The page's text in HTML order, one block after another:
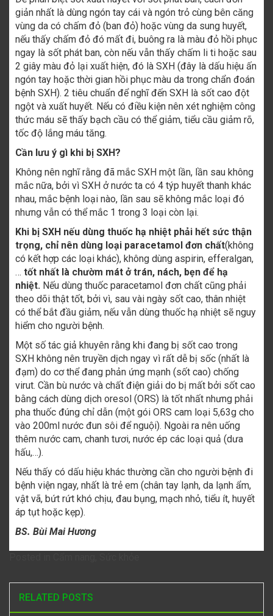
giản nhất là dùng ngón tay cái và ngón trỏ cùng bên căng
vùng da có chấm đỏ (ban đỏ) hoặc vùng da sung huyết,
nếu thấy chấm đỏ đó mất đi, buông ra là màu đỏ hồi phục
ngay là sốt phát ban, còn nếu vẫn thấy chấm li ti hoặc sau
2 giây màu đỏ lại xuất hiện, đó là SXH (đây là dấu hiệu ấn
ngón tay hoặc thời gian hồi phục màu da trong chẩn đoán
bệnh SXH). 2 tiêu chuẩn để nghĩ đến SXH là sốt cao đột
ngột và xuất huyết. Nếu có điều kiện nên xét nghiệm công
thức máu sẽ thấy bạch cầu có thể giảm, tiểu cầu giảm rõ,
tốc độ lắng máu tăng.
Cần lưu ý gì khi bị SXH?
Không nên nghĩ rằng đã mắc SXH một lần, lần sau không
mắc nữa, bởi vì SXH ở nước ta có 4 týp huyết thanh khác
nhau, mắc bệnh loại nào, lần sau sẽ không mắc loại đó
nhưng vẫn có thể mắc 1 trong 3 loại còn lại.
Khi bị SXH nếu dùng thuốc hạ nhiệt phải hết sức thận
trọng, chỉ nên dùng loại paracetamol đơn chất(không
có kết hợp các loại khác), không dùng aspirin, efferalgan,
… tốt nhất là chườm mát ở trán, nách, bẹn để hạ
nhiệt. Nếu dùng thuốc paracetamol đơn chất cũng phải
theo dõi thật tốt, bởi vì, sau vài ngày sốt cao, thân nhiệt
có thể bắt đầu giảm, nếu vẫn dùng thuốc hạ nhiệt sẽ nguy
hiểm cho người bệnh.
Một số tác giả khuyên rằng khi đang bị sốt cao trong
SXH không nên truyền dịch ngay vì rất dễ bị sốc (nhất là
đạm) do cơ thể đang phản ứng mạnh (sốt cao) chống
virut. Cần bù nước và chất điện giải do bị mất bởi sốt cao
bằng cách dùng dịch oresol (ORS) là tốt nhất nhưng phải
pha thuốc đúng chỉ dẫn (một gói ORS cam loại 5,63g cho
vào 200ml nước đun sôi để nguội). Ngoài ra nên uống
thêm nước cam, chanh tươi, nước ép các loại quả (dưa
hấu,…).
Nếu thấy có dấu hiệu khác thường cần cho người bệnh đi
bệnh viện ngay, nhất là trẻ em (chân tay lạnh, da lạnh ẩm,
vật vã, bứt rứt khó chịu, đau bụng, mạch nhỏ, tiểu ít, huyết
áp tụt hoặc kẹp).
BS. Bùi Mai Hương
RELATED POSTS